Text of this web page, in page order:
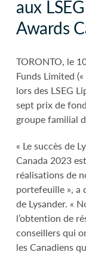
aux
Awards
TORONTO, le
Funds Limited
lors des LSEG
sept prix de
groupe familial
« Le succès de
Canada 2023
réalisations de
portefeuille », a
de Lysander. «
l’obtention de
conseillers qui
les Canadiens